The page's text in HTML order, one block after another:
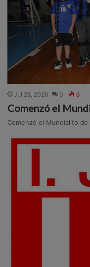
Jul 28, 2026 0 6
Comenzó el
Comenzó el Mundialito de